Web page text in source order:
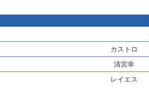
カストロ
清宮幸
レイエス